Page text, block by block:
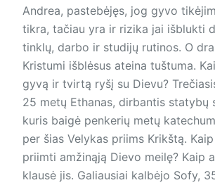
Andrea, pastebėjęs, jog gyvo
tikra, tačiau yra ir rizika jai išblukti
tinklų, darbo ir studijų rutinos. O
Kristumi išblėsus ateina tuštuma.
gyvą ir tvirtą ryšį su Dievu?
25 metų Ethanas, dirbantis statybų
kuris baigė penkerių metų
per šias Velykas priims Krikštą.
priimti amžinąją Dievo meilę? Kaip
klausė jis. Galiausiai kalbėjo Sofy,